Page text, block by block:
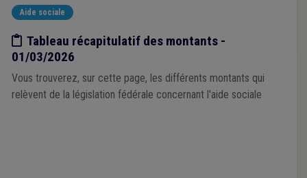
Aide sociale
Etude/chiffres
Tableau récapitulatif des montants -
01/03/2026
Vous trouverez, sur cette page, les différents montants qui
relèvent de la législation fédérale concernant l'aide sociale